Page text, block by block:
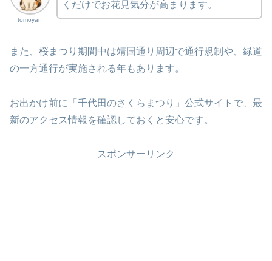
tomoyan
くだけでお花見気分が高まります。
また、桜まつり期間中は靖国通り周辺で通行規制や、緑道
の一方通行が実施される年もあります。
お出かけ前に「千代田のさくらまつり」公式サイトで、最
新のアクセス情報を確認しておくと安心です。
スポンサーリンク